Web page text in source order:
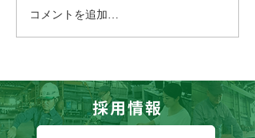
こんにちは、広報担当のH
コメントを追加…
採用情報